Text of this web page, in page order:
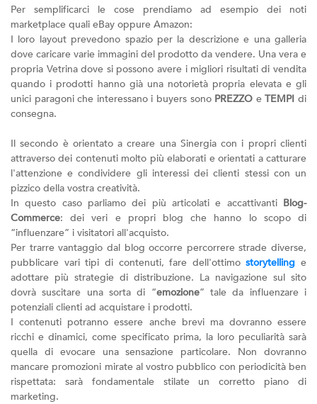
Per semplificarci le cose prendiamo ad esempio dei noti
marketplace quali eBay oppure Amazon:
I loro layout prevedono spazio per la descrizione e una galleria
dove caricare varie immagini del prodotto da vendere. Una vera e
propria Vetrina dove si possono avere i migliori risultati di vendita
quando i prodotti hanno già una notorietà propria elevata e gli
unici paragoni che interessano i buyers sono PREZZO eTEMPI di
consegna.
Il secondo è orientato a creare una Sinergia con i propri clienti
attraverso dei contenuti molto più elaborati e orientati a catturare
l'attenzione e condividere gli interessi dei clienti stessi con un
pizzico della vostra creatività.
In questo caso parliamo dei più articolati e accattivanti Blog-
Commerce: dei veri e propri blog che hanno lo scopo di
“influenzare” i visitatori all'acquisto.
Per trarre vantaggio dal blog occorre percorrere strade diverse,
pubblicare vari tipi di contenuti, fare dell'ottimostorytelling e
adottare più strategie di distribuzione. La navigazione sul sito
dovrà suscitare una sorta di “emozione” tale da influenzare i
potenziali clienti ad acquistare i prodotti.
I contenuti potranno essere anche brevi ma dovranno essere
ricchi e dinamici, come specificato prima, la loro peculiarità sarà
quella di evocare una sensazione particolare. Non dovranno
mancare promozioni mirate al vostro pubblico con periodicità ben
rispettata: sarà fondamentale stilate un corretto piano di
marketing.